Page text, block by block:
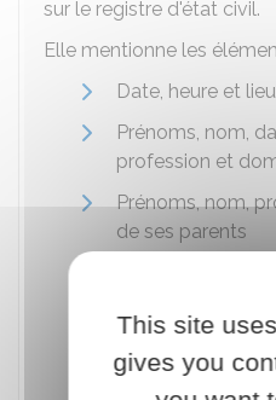
sur le registre d'état civil.
Elle mentionne les
Date, heure et
Prénoms, nom,
profession et
Prénoms, nom,
de ses parents
Prénoms, nom,
du déclarant (s'il
This site
gives you